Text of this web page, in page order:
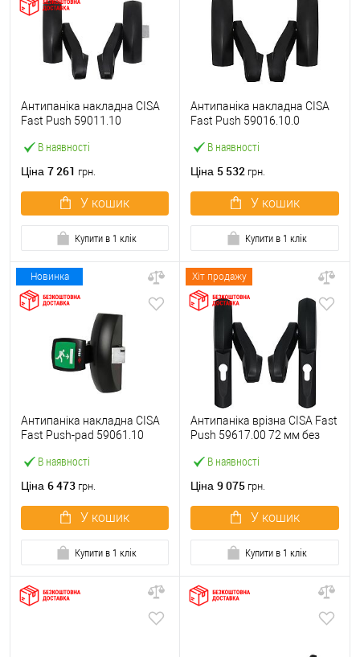
В наявності
Антипаніка накладна CISA
Fast Push 59011.10
штанги
Ціна 7 261 грн.
У кошик
Купити в 1 клік
В наявності
Антипаніка накладна CISA
Fast Push 59016.10.0
штанги
Ціна 5 532 грн.
У кошик
Купити в 1 клік
Новинка
В наявності
Антипаніка накладна CISA
Fast Push-pad 59061.10
Ціна 6 473 грн.
У кошик
Купити в 1 клік
Хіт продажу
В наявності
Антипаніка врізна CISA Fast
Push 59617.00 72 мм без
Ціна 9 075 грн.
У кошик
Купити в 1 клік